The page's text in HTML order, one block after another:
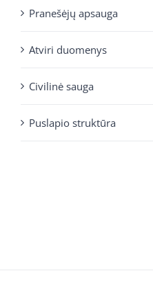
Pranešėjų apsauga
Atviri duomenys
Civilinė sauga
Puslapio struktūra